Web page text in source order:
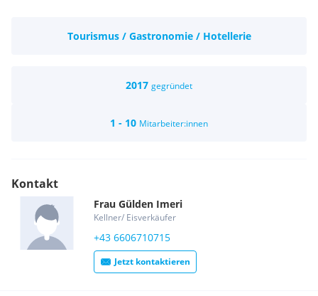
Spannende und vielfältige Aufgaben in einem
Die Entlohnung für die ausgeschriebene Position richtet sich
WIR ZAHLEN MEHR MIT ENTSPRECHENDER ERFAHRUNG !!
Wir freuen uns über Deine Bewerbung mit Lebenslauf, Foto
und Motivationsschreiben per Email an
guldenimeri@hotmail.com oder einfach ANRUFEN !
STELLA GASTRO OG / Eissalon/Konditorei
Hamerlingstraße 44
Tourismus / Gastronomie / Hotellerie
2017 gegründet
1 - 10 Mitarbeiter:innen
Kontakt
Frau Gülden Imeri
Kellner/ Eisverkäufer
+43 6606710715
Jetzt kontaktieren